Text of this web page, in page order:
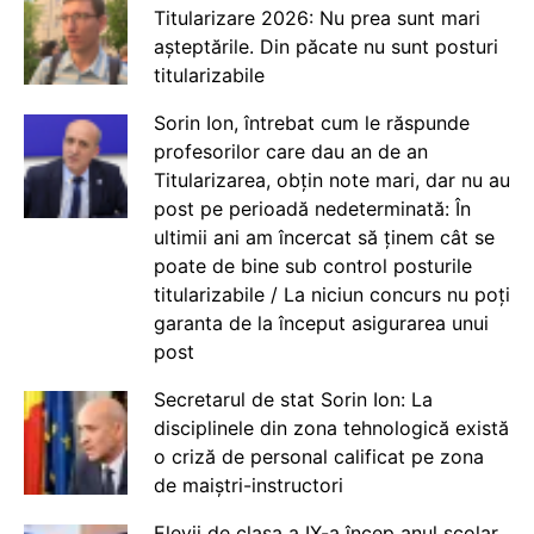
Titularizare 2026: Nu prea sunt mari
așteptările. Din păcate nu sunt posturi
titularizabile
Sorin Ion, întrebat cum le răspunde
profesorilor care dau an de an
Titularizarea, obțin note mari, dar nu au
post pe perioadă nedeterminată: În
ultimii ani am încercat să ținem cât se
poate de bine sub control posturile
titularizabile / La niciun concurs nu poți
garanta de la început asigurarea unui
post
Secretarul de stat Sorin Ion: La
disciplinele din zona tehnologică există
o criză de personal calificat pe zona
de maiștri-instructori